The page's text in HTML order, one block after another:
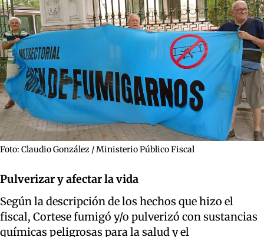
Foto: Claudio González / Ministerio Público Fiscal
Pulverizar y afectar la vida
Según la descripción de los hechos que hizo el
fiscal, Cortese fumigó y/o pulverizó con sustancias
químicas peligrosas para la salud y el